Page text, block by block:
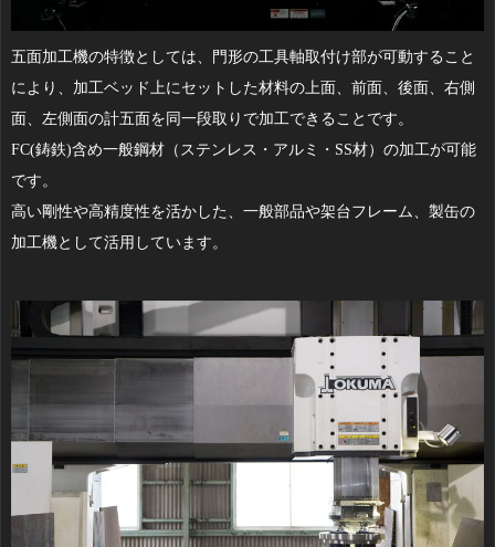
五面加工機の特徴としては、門形の工具軸取付け部が可動すること
により、加工ベッド上にセットした材料の上面、前面、後面、右側
面、左側面の計五面を同一段取りで加工できることです。
FC(鋳鉄)含め一般鋼材（ステンレス・アルミ・SS材）の加工が可能
です。
高い剛性や高精度性を活かした、一般部品や架台フレーム、製缶の
加工機として活用しています。